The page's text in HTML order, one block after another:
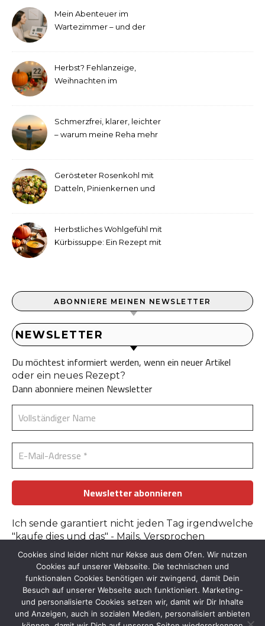
Mein Abenteuer im
Wartezimmer – und der
Herbst? Fehlanzeige,
Weihnachten im
Schmerzfrei, klarer, leichter
– warum meine Reha mehr
Gerösteter Rosenkohl mit
Datteln, Pinienkernen und
Herbstliches Wohlgefühl mit
Kürbissuppe: Ein Rezept mit
ABONNIERE MEINEN NEWSLETTER
NEWSLETTER
Du möchtest informiert werden, wenn ein neuer Artikel
oder ein neues Rezept?
Dann abonniere meinen Newsletter
Ich sende garantiert nicht jeden Tag irgendwelche
"kaufe dies und das" - Mails. Versprochen
Erfahre mehr in der Datenschutzerklärung.
Cookies sind leider nicht nur Kekse aus dem Ofen. Wir nutzen
Cookies auf unserer Webseite. Die technischen und
funktionalen Cookies benötigen wir zwingend, damit Dein
Besuch auf unserer Webseite auch funktioniert. Marketing-
und personalisierte Cookies setzen wir, damit wir Dir Inhalte
und Anzeigen, auch in sozialen Medien, personalisiert anbieten